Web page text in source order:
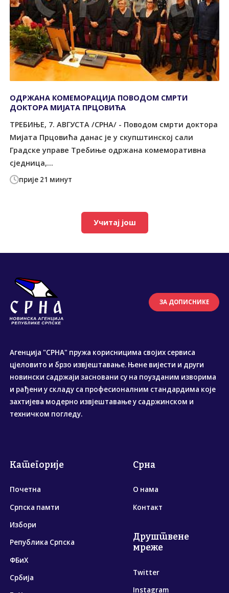
прије 21 минут
ОДРЖАНА КОМЕМОРАЦИЈА ПОВОДОМ СМРТИ
ДОКТОРА МИЈАТА ПРЦОВИЋА
ТРЕБИЊЕ, 7. АВГУСТА /СРНА/ - Поводом смрти доктора
Мијата Прцовића данас је у скупштинској сали
Градске управе Требиње одржана комеморативна
сједница,...
Учитај још
ЗА ДОПИСНИКЕ
Агенција "СРНА" пружа корисницима својих сервиса
цјеловито и брзо извјештавање. Њене вијести и други
новински садржаји засновани су на поузданим изворима
и рађени у складу са професионалним стандардима које
захтијева модерно извјештавање у садржинском и
техничком погледу.
Категорије
Почетна
Српска памти
Избори
Република Српска
ФБиХ
Србија
Срна
О нама
Контакт
Друштвене
мреже
Twitter
Instagram